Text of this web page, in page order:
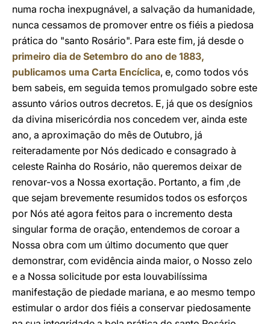
numa rocha inexpugnável, a salvação da humanidade,
nunca cessamos de promover entre os fiéis a piedosa
prática do "santo Rosário". Para este fim, já desde o
primeiro dia de Setembro do ano de 1883,
publicamos uma Carta Encíclica, e, como todos vós
bem sabeis, em seguida temos promulgado sobre este
assunto vários outros decretos. E, já que os desígnios
da divina misericórdia nos concedem ver, ainda este
ano, a aproximação do mês de Outubro, já
reiteradamente por Nós dedicado e consagrado à
celeste Rainha do Rosário, não queremos deixar de
renovar-vos a Nossa exortação. Portanto, a fim ,de
que sejam brevemente resumidos todos os esforços
por Nós até agora feitos para o incremento desta
singular forma de oração, entendemos de coroar a
Nossa obra com um último documento que quer
demonstrar, com evidência ainda maior, o Nosso zelo
e a Nossa solicitude por esta louvabilíssima
manifestação de piedade mariana, e ao mesmo tempo
estimular o ardor dos fiéis a conservar piedosamente